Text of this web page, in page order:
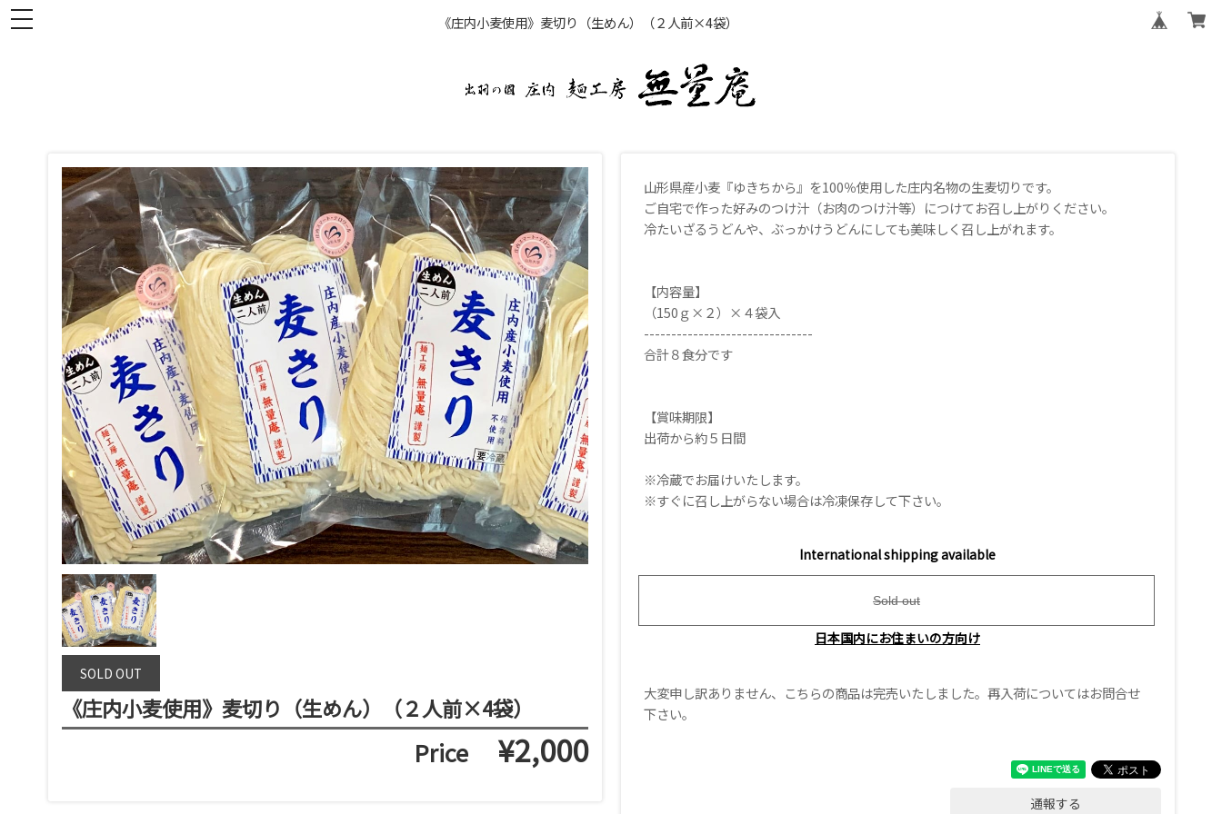
《庄内小麦使用》麦切り（生めん）（２人前×4袋）
SOLD OUT
《庄内小麦使用》麦切り（生めん）（２人前×4袋）
Price¥2,000
山形県産小麦『ゆきちから』を100％使用した庄内名物の生麦切りです。
ご自宅で作った好みのつけ汁（お肉のつけ汁等）につけてお召し上がりください。
冷たいざるうどんや、ぶっかけうどんにしても美味しく召し上がれます。
【内容量】
（150ｇ×２）×４袋入
-------------------------------
合計８食分です
【賞味期限】
出荷から約５日間
※冷蔵でお届けいたします。
※すぐに召し上がらない場合は冷凍保存して下さい。
International shipping available
Sold out
日本国内にお住まいの方向け
大変申し訳ありません、こちらの商品は完売いたしました。再入荷についてはお問合せ
下さい。
通報する